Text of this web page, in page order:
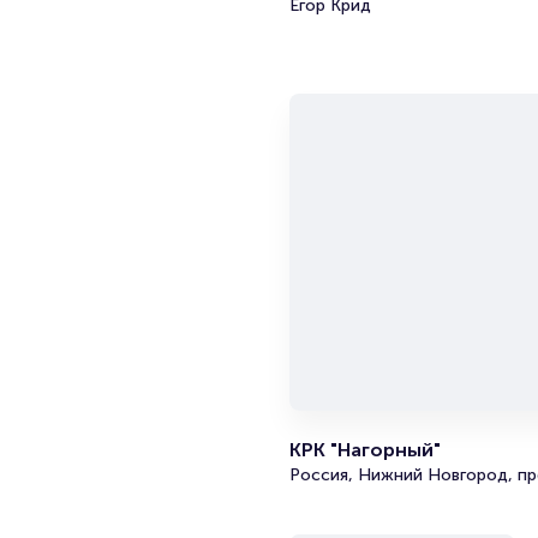
Егор Крид
КРК "Нагорный"
Россия, Нижний Новгород,